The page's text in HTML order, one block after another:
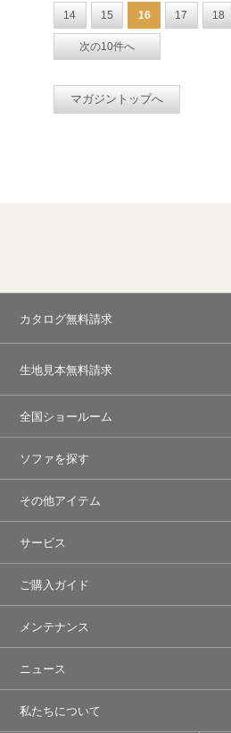
14 15 16 17 18
次の10件へ
マガジントップへ
カタログ無料請求
生地見本無料請求
全国ショールーム
ソファを探す
その他アイテム
サービス
ご購入ガイド
メンテナンス
ニュース
私たちについて